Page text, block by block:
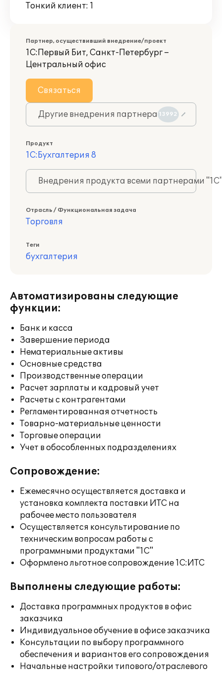
Тонкий клиент: 1
Партнер, осуществивший внедрение/проект
1С:Первый Бит, Санкт-Петербург –
Центральный офис
Связаться
Другие внедрения партнера 13992
Продукт
1С:Бухгалтерия 8
Внедрения продукта всеми партнерами
Отрасль / Функциональная задача
Торговля
Теги
бухгалтерия
Автоматизированы следующие
функции:
Банк и касса
Завершение периода
Нематериальные активы
Основные средства
Производственные операции
Расчет зарплаты и кадровый учет
Расчеты с контрагентами
Регламентированная отчетность
Товарно-материальные ценности
Торговые операции
Учет в обособленных подразделениях
Сопровождение:
Ежемесячно осуществляется доставка и
установка комплекта поставки ИТС на
рабочее место пользователя
Осуществляется консультирование по
техническим вопросам работы с
программными продуктами "1С"
Оформлено льготное сопровождение 1С:ИТС
Выполнены следующие работы:
Доставка программных продуктов в офис
заказчика
Индивидуальное обучение в офисе заказчика
Консультации по выбору программного
обеспечения и вариантов его сопровождения
Начальные настройки типового/отраслевого